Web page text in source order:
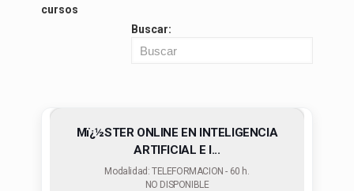
cursos
Buscar:
Mï¿½STER ONLINE EN INTELIGENCIA
ARTIFICIAL E I...
Modalidad: TELEFORMACION - 60 h.
NO DISPONIBLE